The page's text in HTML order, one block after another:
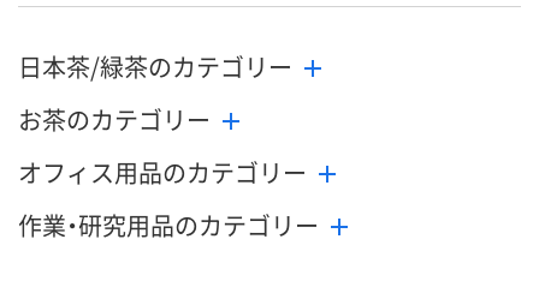
日本茶/緑茶のカテゴリー
お茶のカテゴリー
オフィス用品のカテゴリー
作業・研究用品のカテゴリー